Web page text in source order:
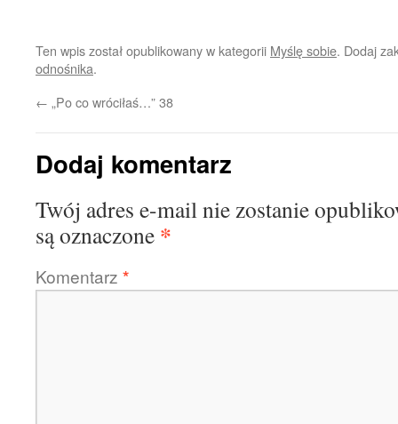
Ten wpis został opublikowany w kategorii Myślę sobie. Dodaj
odnośnika.
← „Po co wróciłaś…” 38
Dodaj komentarz
Twój adres e-mail nie zostanie
są oznaczone *
Komentarz *